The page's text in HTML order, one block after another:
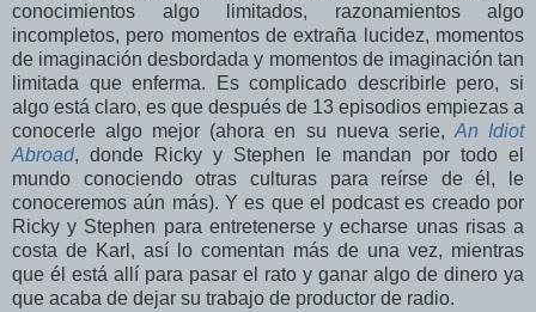
conocimientos algo limitados, razonamientos algo
incompletos, pero momentos de extraña lucidez, momentos
de imaginación desbordada y momentos de imaginación tan
limitada que enferma. Es complicado describirle pero, si
algo está claro, es que después de 13 episodios empiezas a
conocerle algo mejor (ahora en su nueva serie, An Idiot
Abroad, donde Ricky y Stephen le mandan por todo el
mundo conociendo otras culturas para reírse de él, le
conoceremos aún más). Y es que el podcast es creado por
Ricky y Stephen para entretenerse y echarse unas risas a
costa de Karl, así lo comentan más de una vez, mientras
que él está allí para pasar el rato y ganar algo de dinero ya
que acaba de dejar su trabajo de productor de radio.